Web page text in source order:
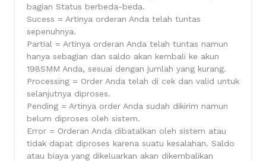
bagian Status berbeda-beda.
Sucess = Artinya orderan Anda telah tuntas
sepenuhnya.
Partial = Artinya orderan Anda telah tuntas namun
hanya sebagian dan saldo akan kembali ke akun
198SMM Anda, sesuai dengan jumlah yang kurang.
Processing = Order Anda telah di cek dan valid untuk
selanjutnya diproses.
Pending = Artinya order Anda sudah dikirim namun
belum diproses oleh sistem.
Error = Orderan Anda dibatalkan oleh sistem atau
tidak dapat diproses karena suatu kesalahan. Saldo
atau biaya yang dikeluarkan akan dikembalikan